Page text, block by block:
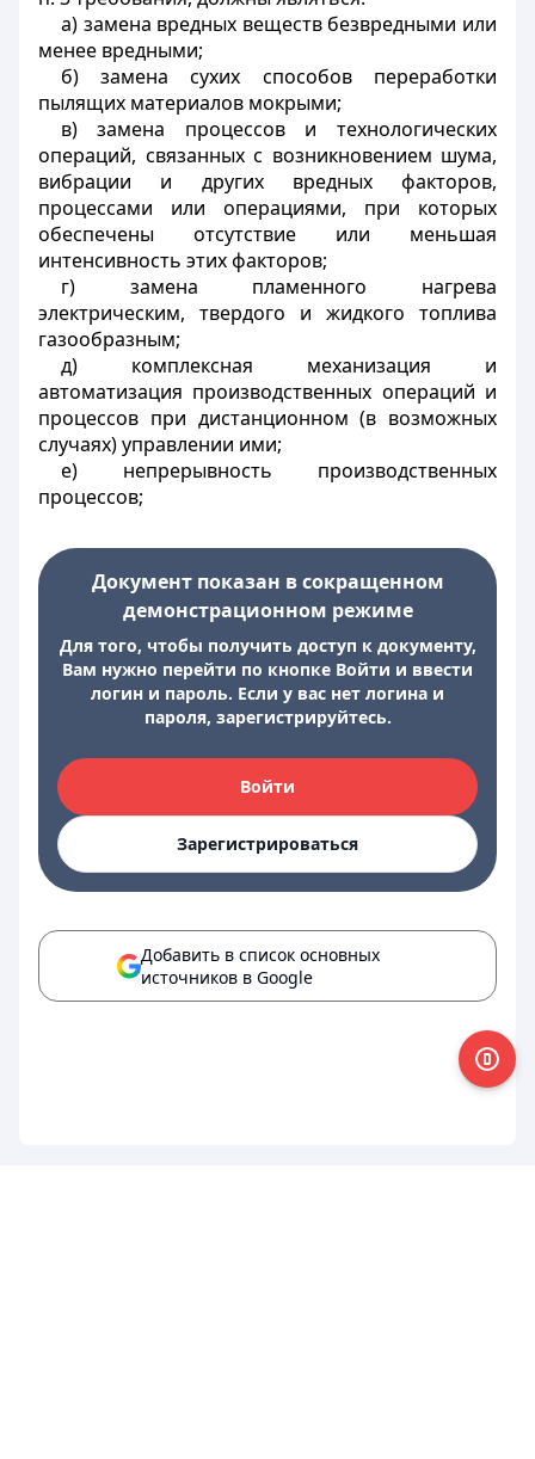
а) замена вредных веществ безвредными или
менее вредными;
б) замена сухих способов переработки
пылящих материалов мокрыми;
в) замена процессов и технологических
операций, связанных с возникновением шума,
вибрации и других вредных факторов,
процессами или операциями, при которых
обеспечены отсутствие или меньшая
интенсивность этих факторов;
г) замена пламенного нагрева
электрическим, твердого и жидкого топлива
газообразным;
д) комплексная механизация и
автоматизация производственных операций и
процессов при дистанционном (в возможных
случаях) управлении ими;
е) непрерывность производственных
процессов;
Документ показан в сокращенном
демонстрационном режиме
Для того, чтобы получить доступ к документу,
Вам нужно перейти по кнопке Войти и ввести
логин и пароль. Если у вас нет логина и
пароля, зарегистрируйтесь.
Войти
Зарегистрироваться
Добавить в список основных
источников в Google